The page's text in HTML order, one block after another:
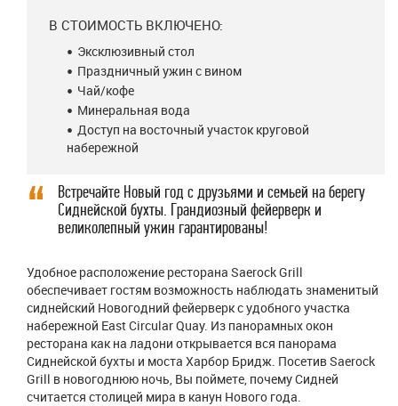
В СТОИМОСТЬ ВКЛЮЧЕНО:
Эксклюзивный стол
Праздничный ужин с вином
Чай/кофе
Минеральная вода
Доступ на восточный участок круговой
набережной
Встречайте Новый год с друзьями и семьей на берегу
Сиднейской бухты. Грандиозный фейерверк и
великолепный ужин гарантированы!
Удобное расположение ресторана Saerock Grill
обеспечивает гостям возможность наблюдать знаменитый
сиднейский Новогодний фейерверк с удобного участка
набережной East Circular Quay. Из панорамных окон
ресторана как на ладони открывается вся панорама
Сиднейской бухты и моста Харбор Бридж. Посетив Saerock
Grill в новогоднюю ночь, Вы поймете, почему Сидней
считается столицей мира в канун Нового года.